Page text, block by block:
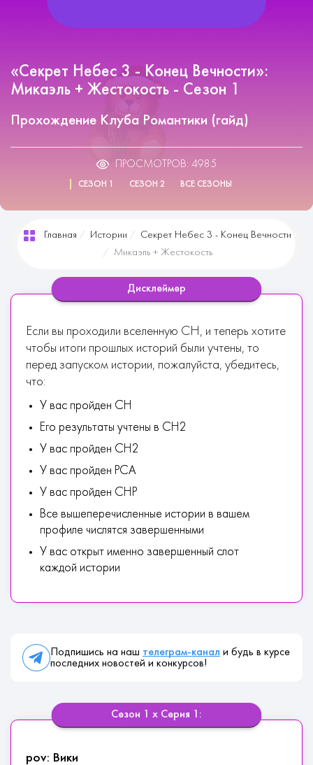
«Секрет Небес 3 - Конец Вечности»:
Микаэль + Жестокость - Сезон 1
Прохождение Клуба Романтики (гайд)
ПРОСМОТРОВ: 4985
СЕЗОН 1 СЕЗОН 2 ВСЕ СЕЗОНЫ
Главная Истории
Секрет Небес 3 - Конец Вечности
Микаэль + Жестокость
Дисклеймер
Если вы проходили вселенную СН, и теперь хотите
чтобы итоги прошлых историй были учтены, то
перед запуском истории, пожалуйста, убедитесь,
что:
У вас пройден СН
Его результаты учтены в СН2
У вас пройден СН2
У вас пройден РСА
У вас пройден СНР
Все вышеперечисленные истории в вашем
профиле числятся завершенными
У вас открыт именно завершенный слот
каждой истории
Подпишись на наш телеграм-канал и будь в курсе
последних новостей и конкурсов!
Сезон 1 х Серия 1:
pov: Вики